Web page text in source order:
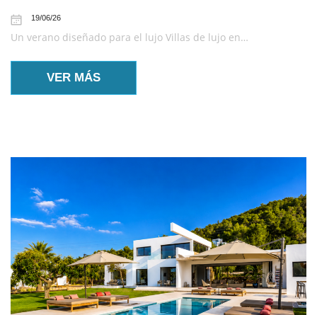
19/06/26
Un verano diseñado para el lujo Villas de lujo en…
VER MÁS